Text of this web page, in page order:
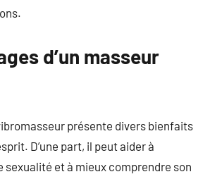
d’un masseur
présente divers bienfaits
D’une part, il peut aider à
sexualité et à mieux comprendre son